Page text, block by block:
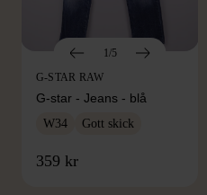
1/5
G-STAR RAW
G-star - Jeans - blå
W34 Gott skick
359 kr
FRÅN SAMMA